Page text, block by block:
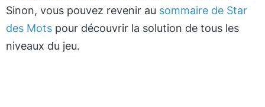
Sinon, vous pouvez revenir au sommaire de Star
des Mots pour découvrir la solution de tous les
niveaux du jeu.